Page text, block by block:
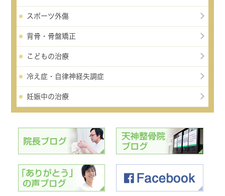
スポーツ外傷
背骨・骨盤矯正
こどもの治療
冷え症・自律神経失調症
妊娠中の治療